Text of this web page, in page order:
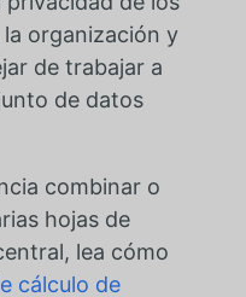
organización y
de trabajar a
de datos
combinar o
hojas de
lea cómo
cálculo de